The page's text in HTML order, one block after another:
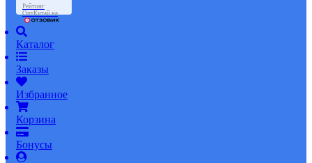
Рейтинг
ОптКитай на
Каталог
Заказы
Избранное
Корзина
Бонусы